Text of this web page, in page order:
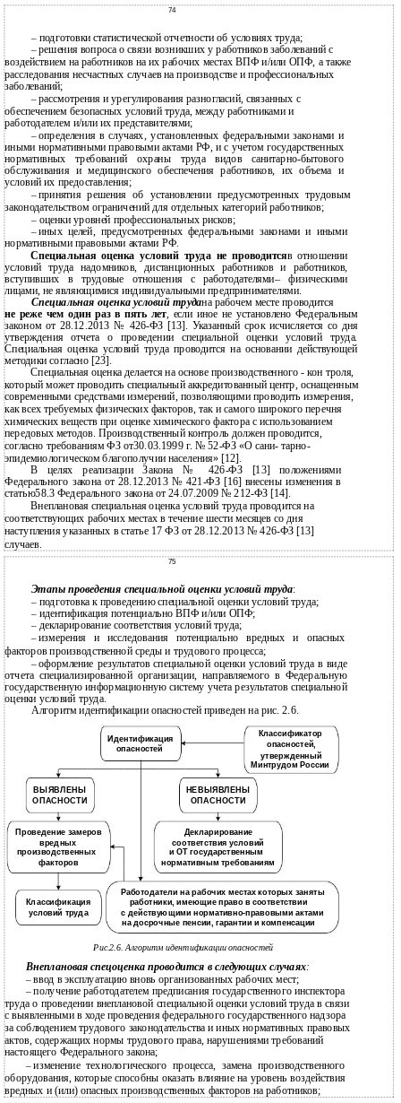
74
– подготовки статистической отчетности об условиях труда;
– решения вопроса о связи возникших у работников заболеваний с
воздействием на работников на их рабочих местах ВПФ и/или ОПФ, а также
расследования несчастных случаев на производстве и профессиональных
заболеваний;
– рассмотрения и урегулирования разногласий, связанных с
обеспечением безопасных условий труда, между работниками и
работодателем и/или их представителями;
– определения в случаях, установленных федеральными законами и
иными нормативными правовыми актами РФ, и с учетом государственных
нормативных требований охраны труда видовсанитарно-бытового
обслуживания и медицинского обеспечения работников, их объема и
условий их предоставления;
– принятия решения об установлении предусмотренных трудовым
законодательством ограничений для отдельных категорий работников;
– оценки уровней профессиональных рисков;
–иных целей, предусмотренных федеральными законами и иными
нормативными правовыми актами РФ.
Специальная оценка условий труда не проводитсяв отношении
условий труда надомников, дистанционных работников и работников,
вступивших в трудовые отношения с работодателями– физическими
лицами, не являющимися индивидуальными предпринимателями.
Специальная оценка условий трудана рабочем месте проводится
не реже чем один раз в пять лет, если иное не установлено Федеральным
законом от 28.12.2013 № 426-ФЗ [13]. Указанный срок исчисляется со дня
утверждения отчета о проведении специальной оценки условий труда.
Специальная оценка условий труда проводится на основании действующей
методики согласно [23].
Специальная оценка делается на основе производственного - кон троля,
который может проводить специальный аккредитованный центр, оснащенным
современными средствами измерений, позволяющими проводить измерения,
как всех требуемых физических факторов, так и самого широкого перечня
химических веществ при оценке химического фактора с использованием
передовых методов. Производственный контроль должен проводится,
согласно требованиям ФЗ от30.03.1999 г. № 52-ФЗ «О сани- тарно-
эпидемиологическом благополучии населения» [12].
В целях реализации Закона № 426-ФЗ [13] положениями
Федерального закона от 28.12.2013 № 421-ФЗ [16] внесены изменения в
статью58.3 Федерального закона от 24.07.2009 № 212-ФЗ [14].
Внеплановая специальная оценка условий труда проводится на
соответствующих рабочих местах в течение шести месяцев со дня
наступления указанных в статье 17 ФЗ от 28.12.2013 № 426-ФЗ [13]
случаев.
75
Этапы проведения специальной оценки условий труда:
– подготовка к проведению специальной оценки условий труда;
– идентификация потенциально ВПФ и/или ОПФ;
– декларирование соответствия условий труда;
–измерения и исследования потенциально вредных и опасных
факторов производственной среды и трудового процесса;
– оформление результатов специальной оценки условий труда в виде
отчета специализированной организации, направляемого в Федеральную
государственную информационную систему учета результатов специальной
оценки условий труда.
Алгоритм идентификации опасностей приведен на рис. 2.6.
Классификатор
Идентификация
опасностей,
опасностей
утвержденный
Минтрудом России
ВЫЯВЛЕНЫ
НЕВЫЯВЛЕНЫ
ОПАСНОСТИ
ОПАСНОСТИ
Проведение замеров
Декларирование
вредных
соответствия условий
производственных
и ОТ государственным
факторов нормативным требованиям
Работодатели на рабочих местах которых заняты
Классификация
работники, имеющие право в соответствии
условий труда
с действующими нормативно-правовыми актами
на досрочные пенсии, гарантии и компенсации
Рис.2.6. Алгоритм идентификации опасностей
Внеплановая спецоценка проводится в следующих случаях:
– ввод в эксплуатацию вновь организованных рабочих мест;
– получение работодателем предписания государственного инспектора
труда о проведении внеплановой специальной оценки условий труда в связи
с выявленными в ходе проведения федерального государственного надзора
за соблюдением трудового законодательства и иных нормативных правовых
актов, содержащих нормы трудового права, нарушениями требований
настоящего Федерального закона;
– изменение технологического процесса, замена производственного
оборудования, которые способны оказать влияние на уровень воздействия
вредных и (или) опасных производственных факторов на работников;